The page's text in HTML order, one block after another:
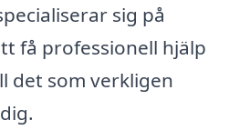
sig på
få professionell hjälp
det som verkligen